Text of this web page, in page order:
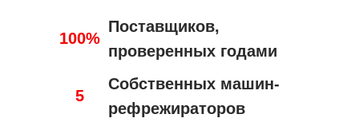
Собственных машин-
рефрежираторов
5
Поставщиков,
проверенных годами
100%